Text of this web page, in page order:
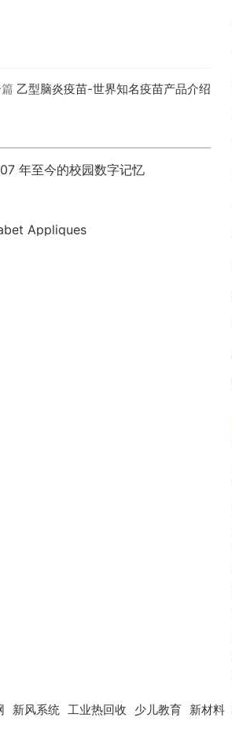
乙型脑炎疫苗-世界知名疫苗产品介绍
年至今的校园数字记忆
Appliques
新风系统 工业热回收 少儿教育 新材料